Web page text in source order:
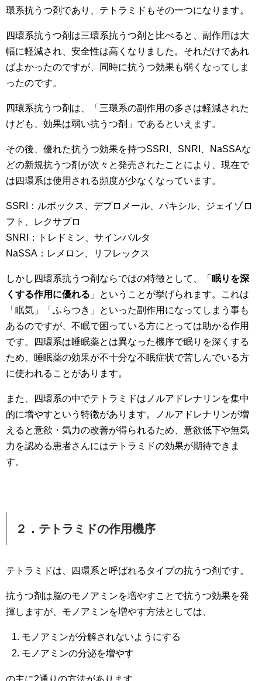
環系抗うつ剤であり、テトラミドもその一つになります。
四環系抗うつ剤は三環系抗うつ剤と比べると、副作用は大
幅に軽減され、安全性は高くなりました。それだけであれ
ばよかったのですが、同時に抗うつ効果も弱くなってしま
ったのです。
四環系抗うつ剤は、「三環系の副作用の多さは軽減された
けども、効果は弱い抗うつ剤」であるといえます。
その後、優れた抗うつ効果を持つSSRI、SNRI、NaSSAな
どの新規抗うつ剤が次々と発売されたことにより、現在で
は四環系は使用される頻度が少なくなっています。
SSRI：ルボックス、デプロメール、パキシル、ジェイゾロ
フト、レクサプロ
SNRI：トレドミン、サインバルタ
NaSSA：レメロン、リフレックス
しかし四環系抗うつ剤ならではの特徴として、「 眠りを深
くする作用に優れる 」ということが挙げられます。これは
「眠気」「ふらつき」といった副作用になってしまう事も
あるのですが、不眠で困っている方にとっては助かる作用
です。四環系は睡眠薬とは異なった機序で眠りを深くする
ため、睡眠薬の効果が不十分な不眠症状で苦しんでいる方
に使われることがあります。
また、四環系の中でテトラミドはノルアドレナリンを集中
的に増やすという特徴があります。ノルアドレナリンが増
えると意欲・気力の改善が得られるため、意欲低下や無気
力を認める患者さんにはテトラミドの効果が期待できま
す。
２．テトラミドの作用機序
テトラミドは、四環系と呼ばれるタイプの抗うつ剤です。
抗うつ剤は脳のモノアミンを増やすことで抗うつ効果を発
揮しますが、モノアミンを増やす方法としては、
モノアミンが分解されないようにする
モノアミンの分泌を増やす
の主に2通りの方法があります。